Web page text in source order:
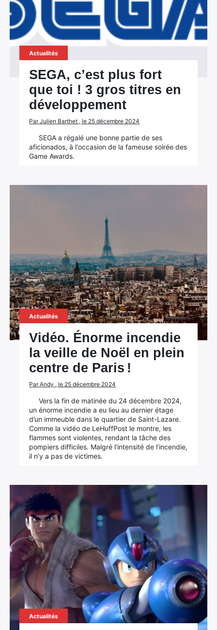
Actualités
SEGA, c’est plus fort
que toi ! 3 gros titres en
développement
Par Julien Barthet , le 25 décembre 2024
SEGA a régalé une bonne partie de ses
aficionados, à l'occasion de la fameuse soirée des
Game Awards.
Actualités
Vidéo. Énorme incendie
la veille de Noël en plein
centre de Paris !
Par Andy , le 25 décembre 2024
Vers la fin de matinée du 24 décembre 2024,
un énorme incendie a eu lieu au dernier étage
d’un immeuble dans le quartier de Saint-Lazare.
Comme la vidéo de LeHuffPost le montre, les
flammes sont violentes, rendant la tâche des
pompiers difficiles. Malgré l’intensité de l’incendie,
il n’y a pas de victimes.
Actualités